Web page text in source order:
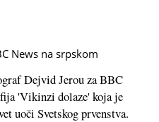
News na srpskom
Dejvid Jerou za BBC
'Vikinzi dolaze' koja je
uoči Svetskog prvenstva.